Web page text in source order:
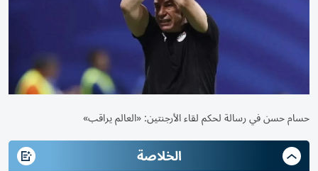
حسام حسن في رسالة لحكم لقاء الأرجنتين: «العالم يراقب»
الخلاصة